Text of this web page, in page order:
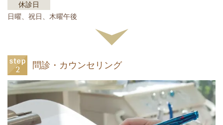
休診日
日曜、祝日、木曜午後
問診・カウンセリング